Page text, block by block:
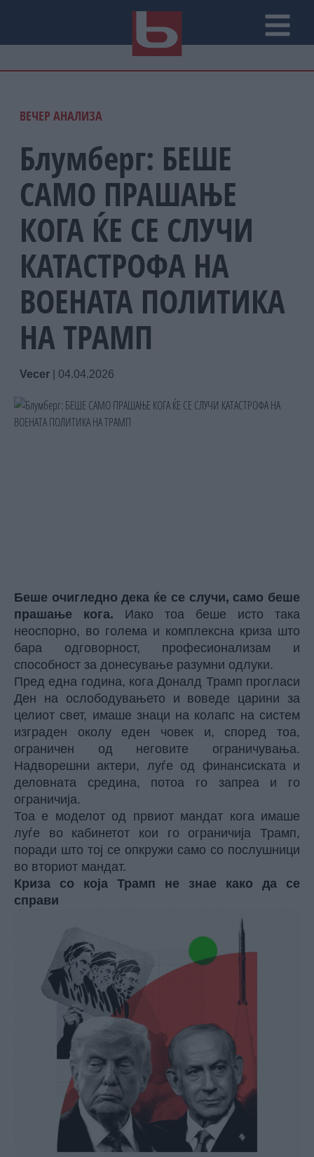
ВЕЧЕР АНАЛИЗА
Блумберг: БЕШЕ
САМО ПРАШАЊЕ
КОГА ЌЕ СЕ СЛУЧИ
КАТАСТРОФА НА
ВОЕНАТА ПОЛИТИКА
НА ТРАМП
Vecer 04.04.2026
Беше очигледно дека ќе се случи, само беше
прашање кога. Иако тоа беше исто така
неоспорно, во голема и комплексна криза што
бара одговорност, професионализам и
способност за донесување разумни одлуки.
Пред една година, кога Доналд Трамп прогласи
Ден на ослободувањето и воведе царини за
целиот свет, имаше знаци на колапс на систем
изграден околу еден човек и, според тоа,
ограничен од неговите ограничувања.
Надворешни актери, луѓе од финансиската и
деловната средина, потоа го запреа и го
ограничија.
Тоа е моделот од првиот мандат кога имаше
луѓе во кабинетот кои го ограничија Трамп,
поради што тој се опкружи само со послушници
во вториот мандат.
Криза со која Трамп не знае како да се
справи